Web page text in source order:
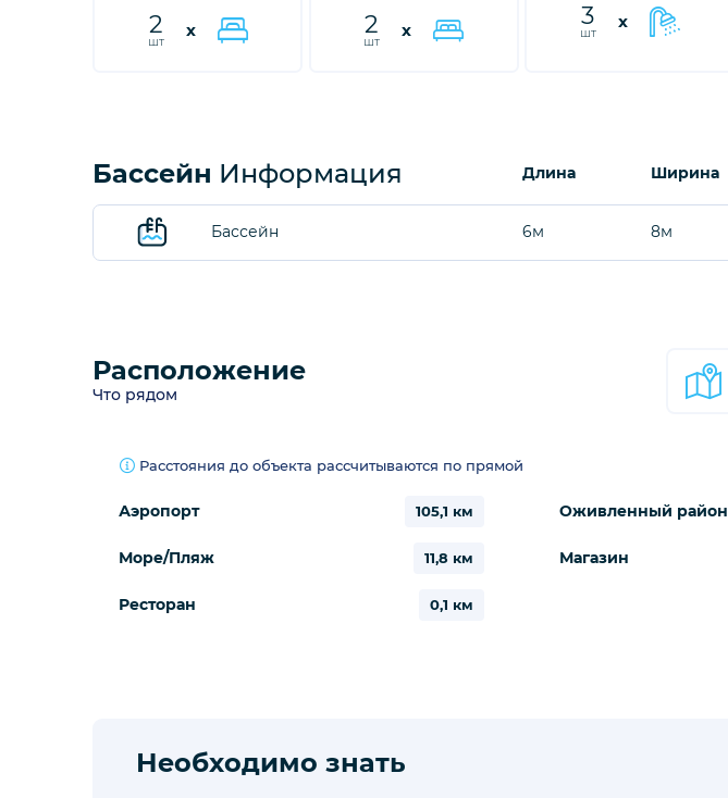
2
шт
x 2
шт
x 3
шт
x
Бассейн Информация Длина Ширина
Бассейн 6м 8м
Расположение
Что рядом
Расстояния до объекта рассчитываются по прямой
Аэропорт 105,1 км Оживленный район
Море/Пляж 11,8 км Магазин
Ресторан 0,1 км
Необходимо знать